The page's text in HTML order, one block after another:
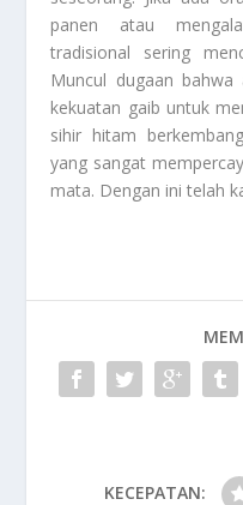
panen atau
tradisional sering
Muncul dugaan
kekuatan gaib untuk
sihir hitam
yang sangat
mata. Dengan ini telah
KECEPATAN: